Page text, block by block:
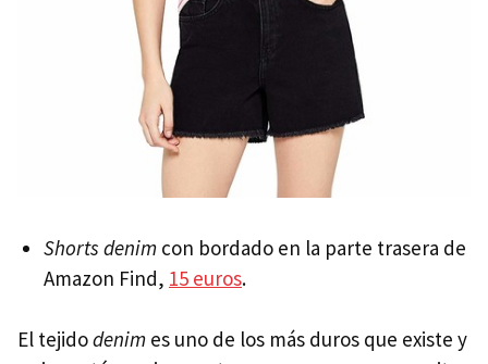
Shorts denim con bordado en la parte trasera de
Amazon Find, 15 euros.
El tejidodenim es uno de los más duros que existe y